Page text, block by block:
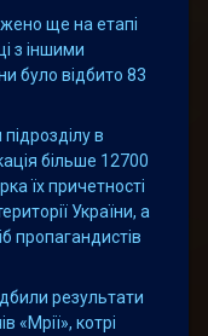
ще на етапі
з іншими
було відбито 83
в
більше 12700
їх причетності
України, а
пропагандистів
результати
«Мрії», котрі